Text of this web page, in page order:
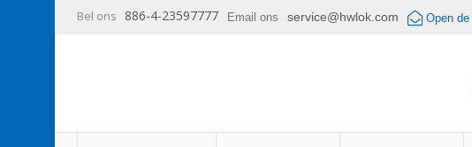
Bel ons 886-4-23597777 Email ons service@hwlok.com Open